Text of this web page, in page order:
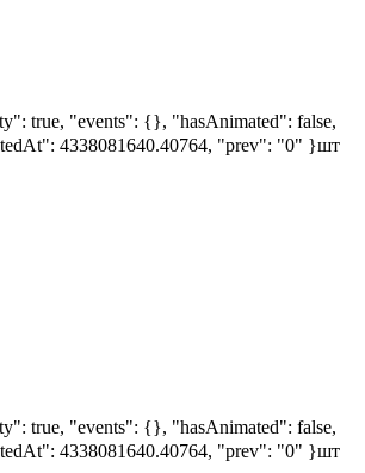
true, "events": {}, "hasAnimated": false,
4338081640.40764, "prev": "0" }шт
true, "events": {}, "hasAnimated": false,
4338081640.40764, "prev": "0" }шт